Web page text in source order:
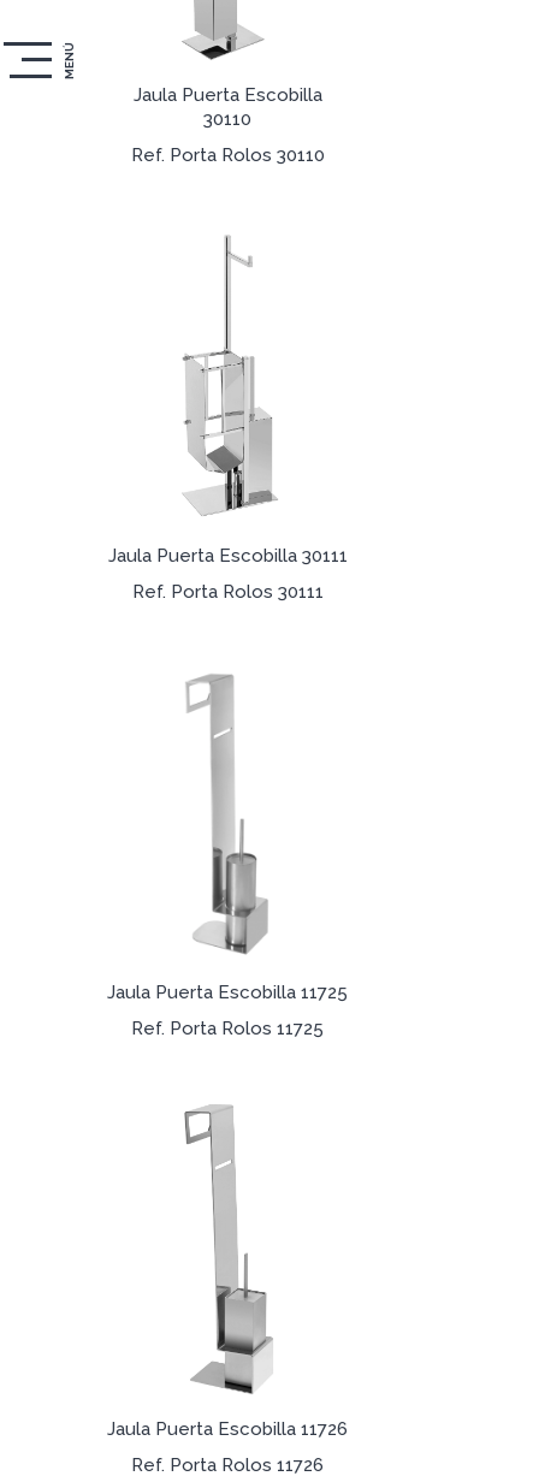
MENÚ
Jaula Puerta Escobilla
30110
Ref. Porta Rolos 30110
Jaula Puerta Escobilla 30111
Ref. Porta Rolos 30111
Jaula Puerta Escobilla 11725
Ref. Porta Rolos 11725
Jaula Puerta Escobilla 11726
Ref. Porta Rolos 11726